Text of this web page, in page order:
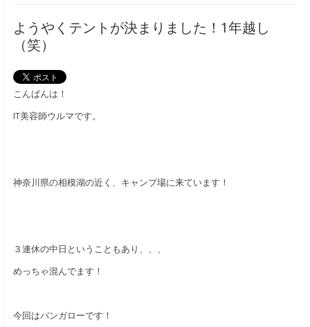
ようやくテントが決まりました！1年越し
（笑）
こんばんは！
IT美容師ウルマです。
神奈川県の相模湖の近く、キャンプ場に来ています！
３連休の中日ということもあり、、、
めっちゃ混んでます！
今回はバンガローです！